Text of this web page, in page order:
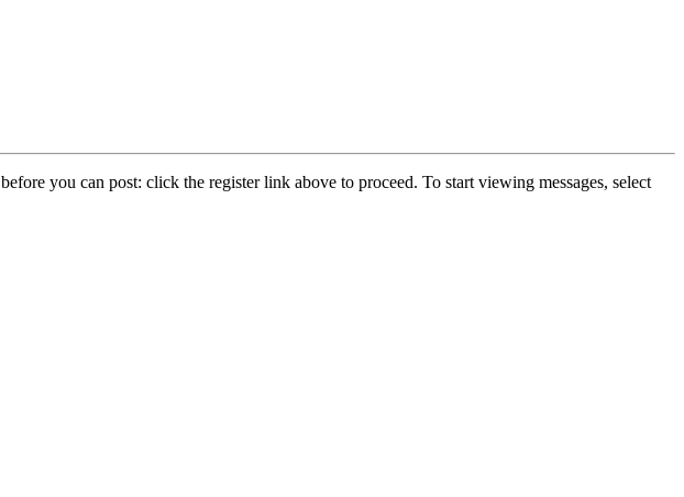
before you can post: click the register link above to proceed. To start viewing messages, select